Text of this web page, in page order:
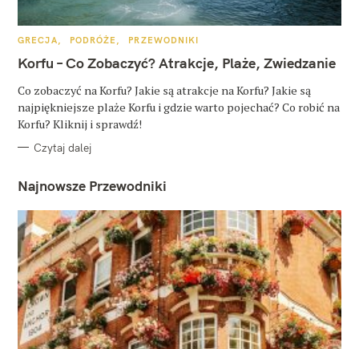
K
T
E
O
R
I
GRECJA PODRÓŻE PRZEWODNIKI
Korfu – Co Zobaczyć? Atrakcje, Plaże, Zwiedzanie
Co zobaczyć na Korfu? Jakie są atrakcje na Korfu? Jakie są
najpiękniejsze plaże Korfu i gdzie warto pojechać? Co robić na
Korfu? Kliknij i sprawdź!
Czytaj dalej
Najnowsze Przewodniki